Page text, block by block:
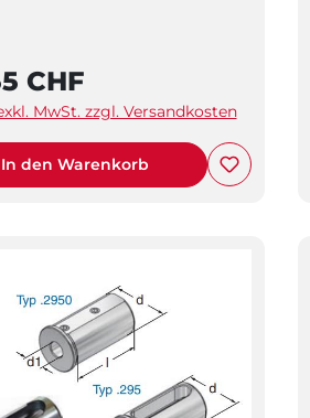
CHF
MwSt. zzgl. Versandkosten
In den Warenkorb